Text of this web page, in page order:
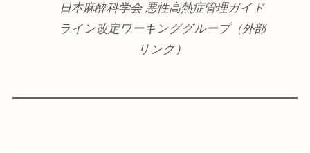
日本麻酔科学会 悪性高熱症管理ガイド
ライン改定ワーキンググループ（外部
リンク）